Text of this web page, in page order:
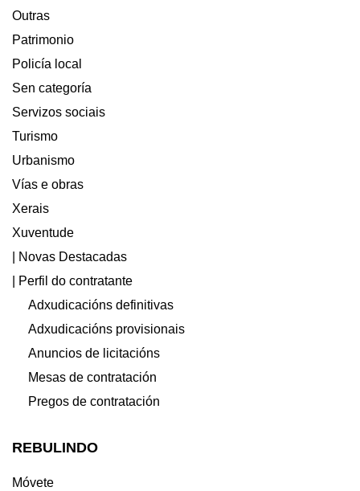
Outras
Patrimonio
Policía local
Sen categoría
Servizos sociais
Turismo
Urbanismo
Vías e obras
Xerais
Xuventude
| Novas Destacadas
| Perfil do contratante
Adxudicacións definitivas
Adxudicacións provisionais
Anuncios de licitacións
Mesas de contratación
Pregos de contratación
REBULINDO
Móvete